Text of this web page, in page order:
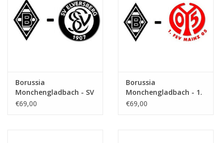
Borussia
Monchengladbach - SV
Elversberg
€69,00
Borussia
Monchengladbach - 1.
FSV Mainz
€69,00